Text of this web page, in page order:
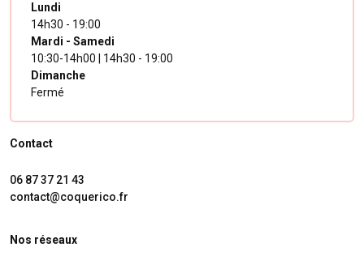
Lundi
14h30 - 19:00
Mardi - Samedi
10:30-14h00 | 14h30 - 19:00
Dimanche
Fermé
Contact
06 87 37 21 43
contact@coquerico.fr
Nos réseaux